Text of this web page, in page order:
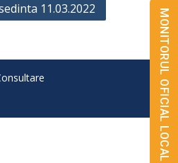
11.03.2022 MONITORUL OFICIAL LOCAL